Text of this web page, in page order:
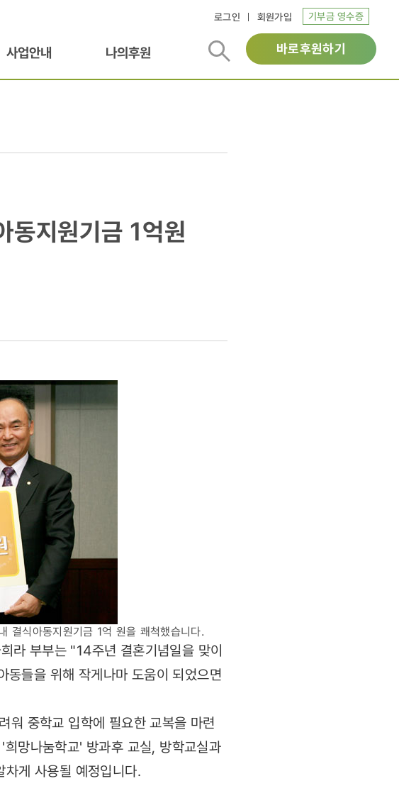
로그인 회원가입 기부금 영수증
사업안내 나의후원 바로후원하기
동지원기금 1억원
결식아동지원기금 1억 원을 쾌척했습니다.
라 부부는 "14주년 결혼기념일을 맞이
들을 위해 작게나마 도움이 되었으면
워 중학교 입학에 필요한 교복을 마련
망나눔학교' 방과후 교실, 방학교실과
게 사용될 예정입니다.